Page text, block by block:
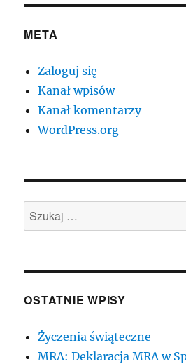
META
Zaloguj się
Kanał wpisów
Kanał komentarzy
WordPress.org
Szukaj:
OSTATNIE WPISY
Życzenia świąteczne
MRA: Deklaracja MRA w